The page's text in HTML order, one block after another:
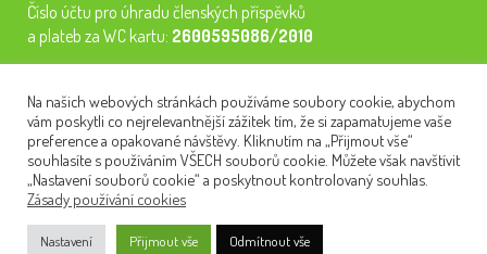
Číslo účtu pro úhradu členských příspěvků
a plateb za WC kartu: 2600595086/2010
semináře, konferenci, plavbu na lodi a WC kartu. Z peněz
tiskneme odborné publikace pro pacienty.
NEWSLETTER
Na našich webových stránkách používáme soubory cookie, abychom
vám poskytli co nejrelevantnější zážitek tím, že si zapamatujeme vaše
preference a opakované návštěvy. Kliknutím na „Přijmout vše“
souhlasíte s používáním VŠECH souborů cookie. Můžete však navštívit
„Nastavení souborů cookie“ a poskytnout kontrolovaný souhlas.
Zásady používání cookies
Nastavení Přijmout vše Odmítnout vše